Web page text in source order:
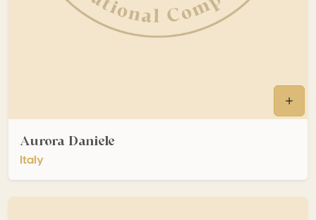
Aurora Daniele
Italy